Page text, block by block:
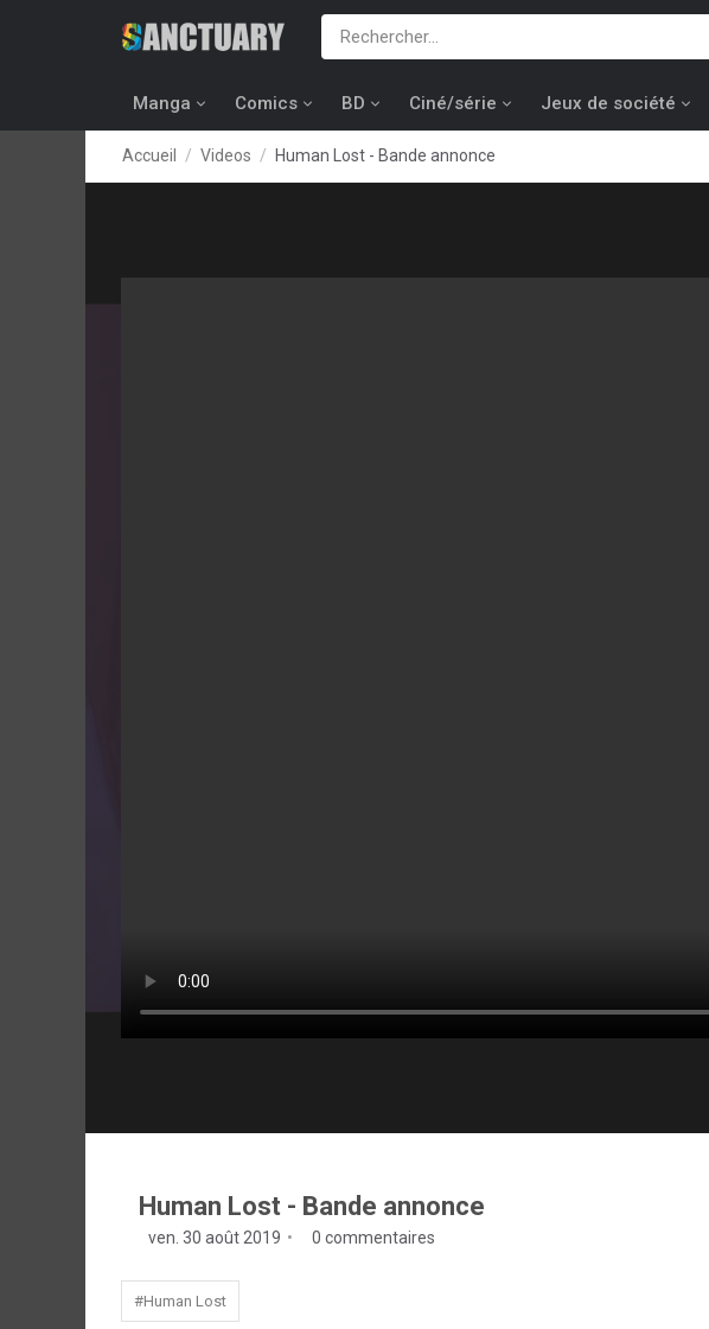
Manga Comics BD Ciné/série Jeux de société
Accueil Videos Human Lost - Bande annonce
Human Lost - Bande annonce
ven. 30 août 2019 0 commentaires
#Human Lost